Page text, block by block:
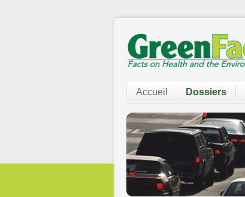
Accueil Dossiers